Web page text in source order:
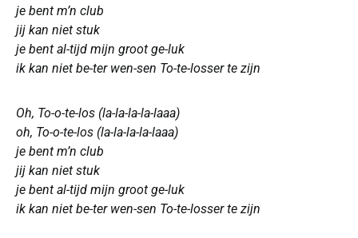
je bent m’n club
jij kan niet stuk
je bent al-tijd mijn groot ge-luk
ik kan niet be-ter wen-sen To-te-losser te zijn
Oh, To-o-te-los (la-la-la-la-laaa)
oh, To-o-te-los (la-la-la-la-laaa)
je bent m’n club
jij kan niet stuk
je bent al-tijd mijn groot ge-luk
ik kan niet be-ter wen-sen To-te-losser te zijn